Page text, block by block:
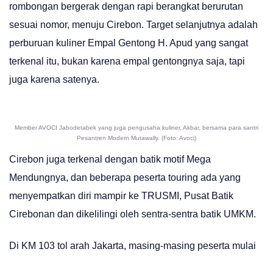
rombongan bergerak dengan rapi berangkat berurutan
sesuai nomor, menuju Cirebon. Target selanjutnya adalah
perburuan kuliner Empal Gentong H. Apud yang sangat
terkenal itu, bukan karena empal gentongnya saja, tapi
juga karena satenya.
Member AVOCI Jabodetabek yang juga pengusaha kuliner, Akbar, bersama para santri
Pesantren Modern Mutawally. (Foto: Avoci)
Cirebon juga terkenal dengan batik motif Mega
Mendungnya, dan beberapa peserta touring ada yang
menyempatkan diri mampir ke TRUSMI, Pusat Batik
Cirebonan dan dikelilingi oleh sentra-sentra batik UMKM.
Di KM 103 tol arah Jakarta, masing-masing peserta mulai